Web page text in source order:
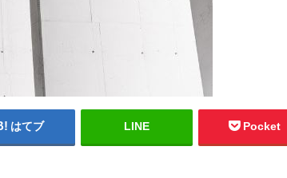
はてブ LINE Pocket